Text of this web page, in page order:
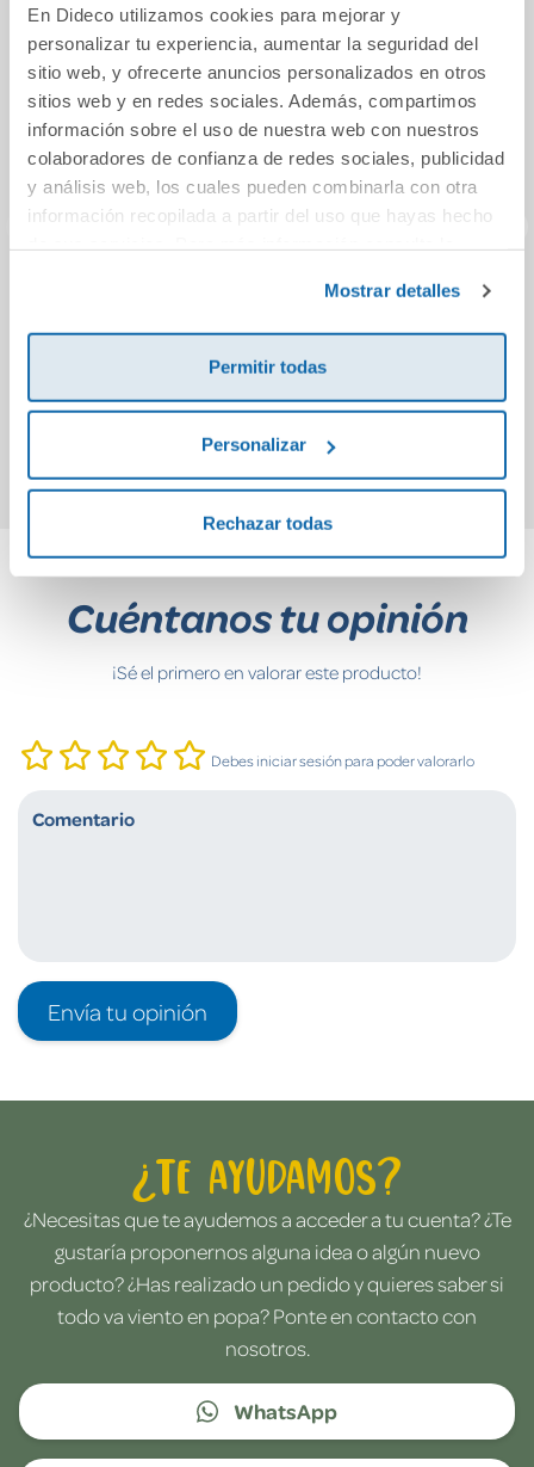
En Dideco utilizamos cookies para mejorar y
personalizar tu experiencia, aumentar la seguridad del
sitio web, y ofrecerte anuncios personalizados en otros
sitios web y en redes sociales. Además, compartimos
información sobre el uso de nuestra web con nuestros
colaboradores de confianza de redes sociales, publicidad
y análisis web, los cuales pueden combinarla con otra
información recopilada a partir del uso que hayas hecho
Mostrar detalles
Permitir todas
Personalizar
Rechazar todas
Princesa Kevin
Comprar
Cuéntanos tu opinión
¡Sé el primero en valorar este producto!
Debes iniciar sesión para poder valorarlo
Envía tu opinión
¿Te ayudamos?
¿Necesitas que te ayudemos a acceder a tu cuenta? ¿Te
gustaría proponernos alguna idea o algún nuevo
producto? ¿Has realizado un pedido y quieres saber si
todo va viento en popa? Ponte en contacto con
nosotros.
WhatsApp